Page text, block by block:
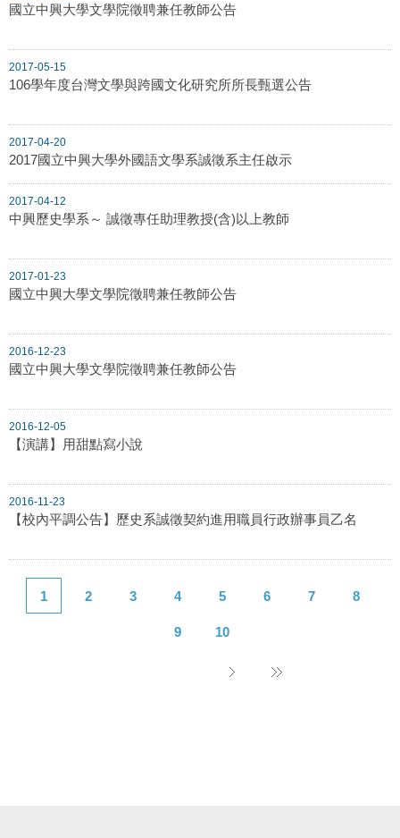
國立中興大學文學院徵聘兼任教師公告
2017-05-15
106學年度台灣文學與跨國文化研究所所長甄選公告
2017-04-20
2017國立中興大學外國語文學系誠徵系主任啟示
2017-04-12
中興歷史學系～ 誠徵專任助理教授(含)以上教師
2017-01-23
國立中興大學文學院徵聘兼任教師公告
2016-12-23
國立中興大學文學院徵聘兼任教師公告
2016-12-05
【演講】用甜點寫小說
2016-11-23
【校內平調公告】歷史系誠徵契約進用職員行政辦事員乙名
1 2 3 4 5 6 7 8
9 10